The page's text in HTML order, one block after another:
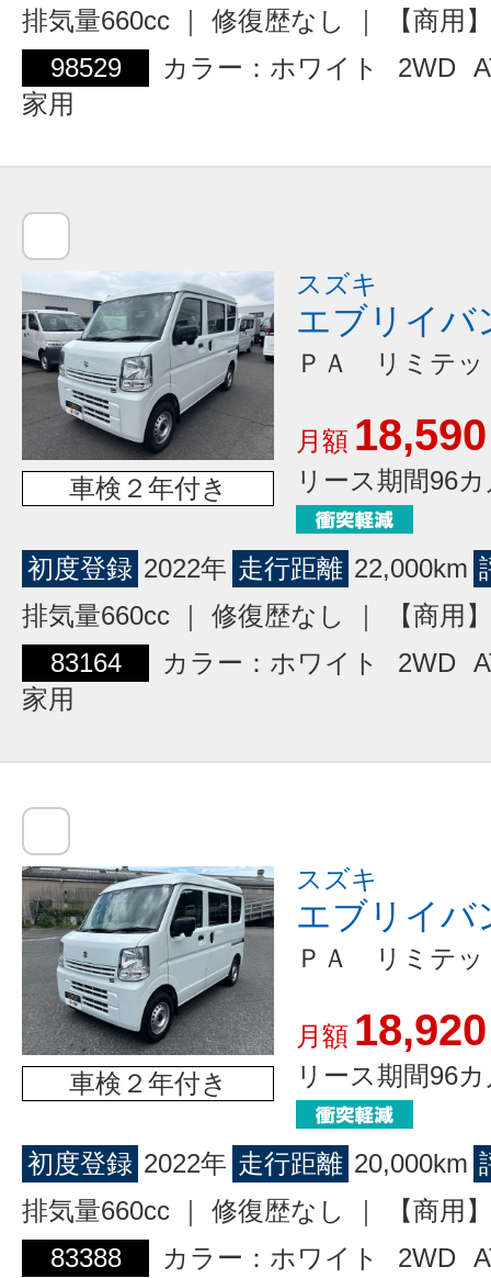
排気量660cc ｜ 修復歴なし ｜ 【商用
98529
カラー：ホワイト 2WD
家用
車検２年付き
スズキ
エブリイバ
ＰＡ リミテ
月額 18,590
リース期間96
初度登録 2022年 走行距離 22,000km
排気量660cc ｜ 修復歴なし ｜ 【商用
83164
カラー：ホワイト 2WD
家用
車検２年付き
スズキ
エブリイバ
ＰＡ リミテ
月額 18,920
リース期間96
初度登録 2022年 走行距離 20,000km
排気量660cc ｜ 修復歴なし ｜ 【商用
83388
カラー：ホワイト 2WD